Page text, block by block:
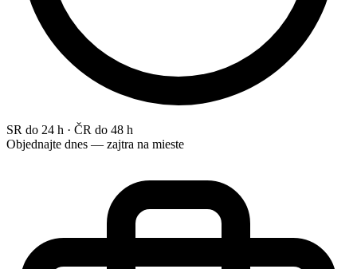
SR do 24 h · ČR do 48 h
Objednajte dnes — zajtra na mieste